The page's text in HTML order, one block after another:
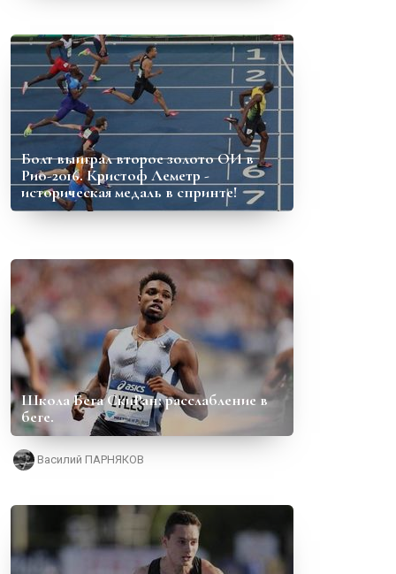
Болт выиграл второе золото ОИ в
Рио-2016. Кристоф Леметр -
историческая медаль в спринте!
Школа Бега СкиРан: расслабление в
беге.
Василий ПАРНЯКОВ